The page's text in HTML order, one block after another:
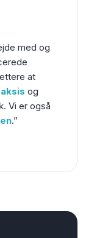
med og
at
og
Vi er også
.”